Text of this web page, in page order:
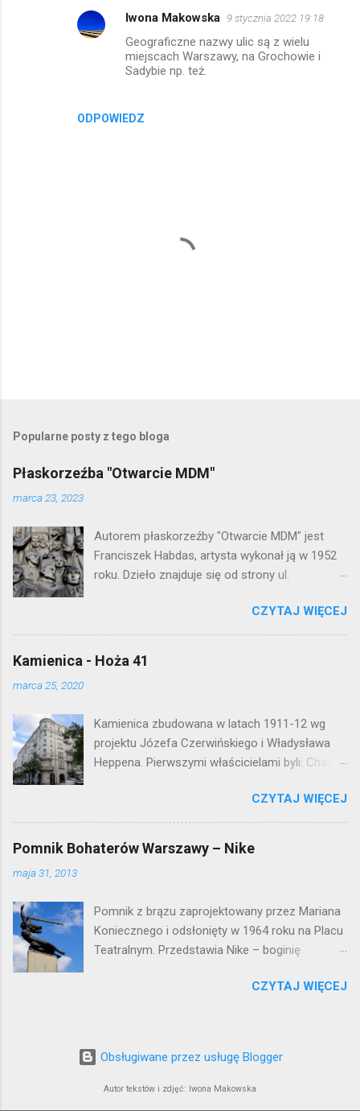
ODPOWIEDZ
Iwona Makowska 9 stycznia 2022 19:18
Geograficzne nazwy ulic są z wielu
miejscach Warszawy, na Grochowie i
Sadybie np. też.
e
i
j
o
m
e
n
t
a
Popularne posty z tego bloga
Płaskorzeźba "Otwarcie MDM"
marca 23, 2023
Autorem płaskorzeźby "Otwarcie MDM" jest
Franciszek Habdas, artysta wykonał ją w 1952
roku. Dzieło znajduje się od strony ul.
warszawskiej flagowej inwestycji
mieszkaniowej lat 50. Lokalizacja: Śródmieście
CZYTAJ WIĘCEJ
Kamienica - Hoża 41
marca 25, 2020
Kamienica zbudowana w latach 1911-12 wg
projektu Józefa Czerwińskiego i Władysława
Heppena. Pierwszymi właścicielami byli: Chaim
kamienica była zamieszkała przez
pracowników Elektrowni Warszawskiej. Ten
okazały budynek wyszedł bez szwanku z II
wojny światowej. Lokalizacja: Śródmieście
CZYTAJ WIĘCEJ
Pomnik Bohaterów Warszawy – Nike
maja 31, 2013
Pomnik z brązu zaprojektowany przez Mariana
Koniecznego i odsłonięty w 1964 roku na Placu
Teatralnym. Przedstawia Nike – boginię
Przy tworzeniu rysów twarzy rzeźbiarzowi
twarz dziewczynki. W 1997 roku, w związku z
przebudową Placu Teatralnego, Nike
umieszczono przy trasie W-Z, na dużo
CZYTAJ WIĘCEJ
Obsługiwane przez usługę Blogger
Autor tekstów i zdjęć: Iwona Makowska